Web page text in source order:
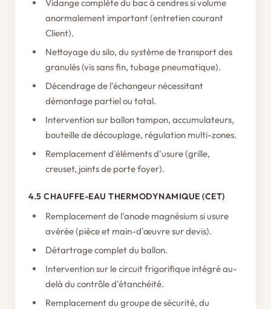
Vidange complète du bac à cendres si volume
anormalement important (entretien courant
Client).
Nettoyage du silo, du système de transport des
granulés (vis sans fin, tubage pneumatique).
Décendrage de l'échangeur nécessitant
démontage partiel ou total.
Intervention sur ballon tampon, accumulateurs,
bouteille de découplage, régulation multi-zones.
Remplacement d'éléments d'usure (grille,
creuset, joints de porte foyer).
4.5 CHAUFFE-EAU THERMODYNAMIQUE (CET)
Remplacement de l'anode magnésium si usure
avérée (pièce et main-d'œuvre sur devis).
Détartrage complet du ballon.
Intervention sur le circuit frigorifique intégré au-
delà du contrôle d'étanchéité.
Remplacement du groupe de sécurité, du